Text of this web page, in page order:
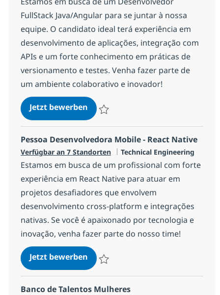
FullStack Java/Angular para se juntar à nossa
equipe. O candidato ideal terá experiência em
desenvolvimento de aplicações, integração com
APIs e um forte conhecimento em práticas de
versionamento e testes. Venha fazer parte de
um ambiente colaborativo e inovador!
Jetzt bewerbenPessoa Desenvolvedora
Pessoa Desenvolvedora Mobile - React Native
Verfügbar an 7 Standorten Kategorie
Technical Engineering
Estamos em busca de um profissional com forte
experiência em React Native para atuar em
projetos desafiadores que envolvem
desenvolvimento cross-platform e integrações
nativas. Se você é apaixonado por tecnologia e
inovação, venha fazer parte do nosso time!
Jetzt bewerbenPessoa Desenvolvedora Mobile -
Banco de Talentos Mulheres